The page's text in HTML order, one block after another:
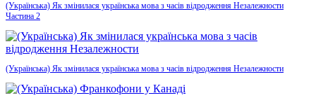
(Українська) Як змінилася українська мова з часів відродження Незалежности
Частина 2
(Українська) Як змінилася українська мова з часів відродження Незалежности